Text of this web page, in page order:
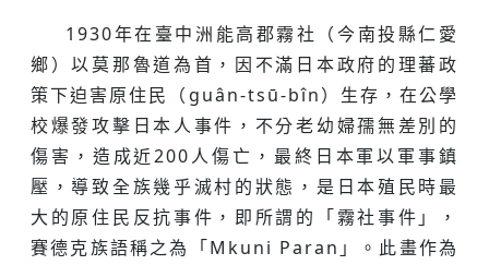
1930年在臺中洲能高郡霧社（今南投縣仁愛
鄉）以莫那魯道為首，因不滿日本政府的理蕃政
策下迫害原住民（guân-tsū-bîn）生存，在公學
校爆發攻擊日本人事件，不分老幼婦孺無差別的
傷害，造成近200人傷亡，最終日本軍以軍事鎮
壓，導致全族幾乎滅村的狀態，是日本殖民時最
大的原住民反抗事件，即所謂的「霧社事件」，
賽德克族語稱之為「Mkuni Paran」。此畫作為